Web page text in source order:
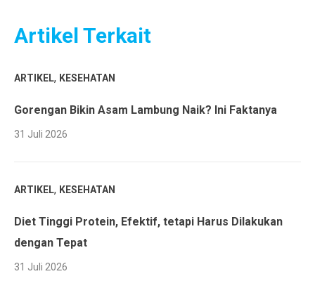
Artikel Terkait
ARTIKEL, KESEHATAN
Gorengan Bikin Asam Lambung Naik? Ini Faktanya
31 Juli 2026
ARTIKEL, KESEHATAN
Diet Tinggi Protein, Efektif, tetapi Harus Dilakukan
dengan Tepat
31 Juli 2026